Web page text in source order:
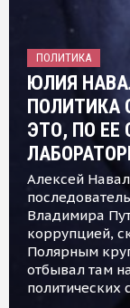
ПОЛИТИКА
ЮЛИЯ
ПОЛИТИКА
ЭТО, ПО ЕЕ
Алексей
Владимира
коррупцией,
Полярным
отбывал там
политических